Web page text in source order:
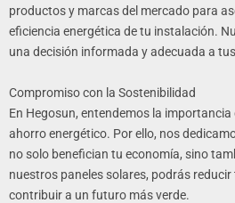
productos y marcas del mercado para
eficiencia energética de tu instalación.
una decisión informada y adecuada a
Compromiso con la Sostenibilidad
En Hegosun, entendemos la
ahorro energético. Por ello, nos
no solo benefician tu economía, sino
nuestros paneles solares, podrás
contribuir a un futuro más verde.